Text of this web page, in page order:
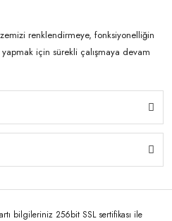
renklendirmeye, fonksiyonelliğin
için sürekli çalışmaya devam
bilgileriniz 256bit SSL sertifikası ile